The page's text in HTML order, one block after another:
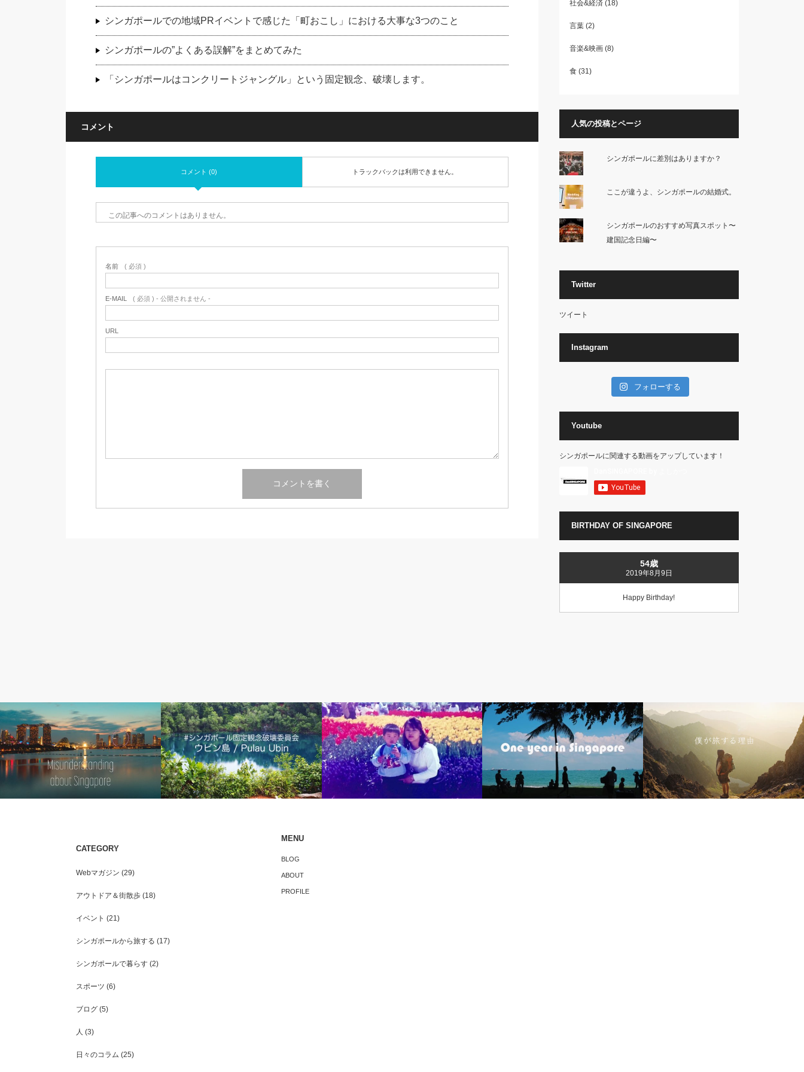
シンガポールでの地域PRイベントで感じた「町おこし」における大事な3つのこと
シンガポールの”よくある誤解”をまとめてみた
「シンガポールはコンクリートジャングル」という固定観念、破壊します。
コメント
コメント (0) トラックバックは利用できません。
この記事へのコメントはありません。
名前 ( 必須 )
E-MAIL ( 必須 ) - 公開されません -
URL
社会&経済(18)
言葉(2)
音楽&映画(8)
食(31)
人気の投稿とページ
シンガポールに差別はありますか？
ここが違うよ、シンガポールの結婚式。
シンガポールのおすすめ写真スポット〜
建国記念日編〜
Twitter
ツイート
Instagram
フォローする
Youtube
シンガポールに関連する動画をアップしています！
BIRTHDAY OF SINGAPORE
54歳
2019年8月9日
Happy Birthday!
「シンガポールはコンクリートジャング
ル」という固定観念、破壊します。
CATEGORY
Webマガジン (29)
アウトドア＆街散歩(18)
イベント (21)
シンガポールから旅する (17)
シンガポールで暮らす(2)
スポーツ (6)
ブログ(5)
人 (3)
日々のコラム (25)
MENU
BLOG
ABOUT
PROFILE